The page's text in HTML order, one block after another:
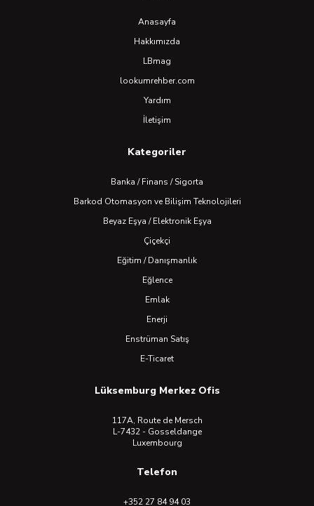
Anasayfa
Hakkımızda
LBmag
lookumrehber.com
Yardım
İletişim
Kategoriler
Banka / Finans / Sigorta
Barkod Otomasyon ve Bilişim Teknolojileri
Beyaz Eşya / Elektronik Eşya
Çiçekçi
Eğitim / Danışmanlık
Eğlence
Emlak
Enerji
Enstrüman Satış
E-Ticaret
Lüksemburg Merkez Ofis
117A, Route de Mersch
L-7432 - Gosseldange
Luxembourg
Telefon
+352 27 84 94 03